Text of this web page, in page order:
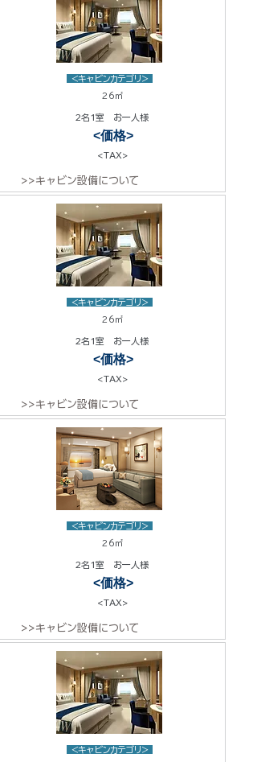
<キャビンカテゴリ>
26㎡
2名1室 お一人様
<価格>
<TAX>
>>キャビン設備について
<キャビンカテゴリ>
26㎡
2名1室 お一人様
<価格>
<TAX>
>>キャビン設備について
<キャビンカテゴリ>
26㎡
2名1室 お一人様
<価格>
<TAX>
>>キャビン設備について
<キャビンカテゴリ>